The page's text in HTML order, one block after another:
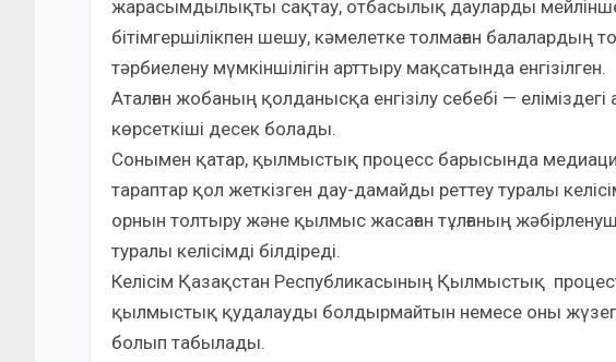
жарасымдылықты сақтау, отбасылық дауларды
бітімгершілікпен шешу, кәмелетке толмаған
тәрбиелену мүмкіншілігін арттыру мақсатында енгізілген.
Аталған жобаның қолданысқа енгізілу себебі —
көрсеткіші десек болады.
Сонымен қатар, қылмыстық процесс барысында
тараптар қол жеткізген дау-дамайды реттеу туралы
орнын толтыру және қылмыс жасаған тұлғаның
туралы келісімді білдіреді.
Келісім Қазақстан Республикасының Қылмыстық
қылмыстық қудалауды болдырмайтын немесе оны жүзеге
болып табылады.